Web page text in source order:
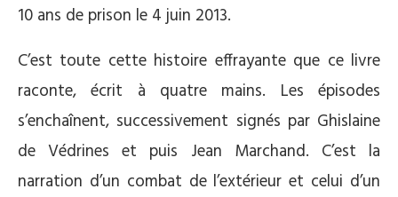
10 ans de prison le 4 juin 2013.
C’est toute cette histoire effrayante que ce livre
raconte, écrit à quatre mains. Les épisodes
s’enchaînent, successivement signés par Ghislaine
de Védrines et puis Jean Marchand. C’est la
narration d’un combat de l’extérieur et celui d’un